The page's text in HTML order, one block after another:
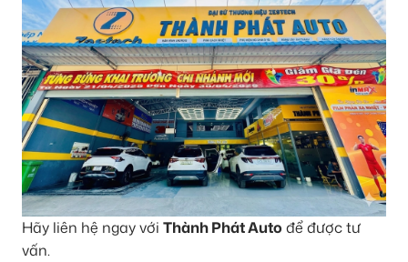
Hãy liên hệ ngay với Thành Phát Auto để được tư
vấn.